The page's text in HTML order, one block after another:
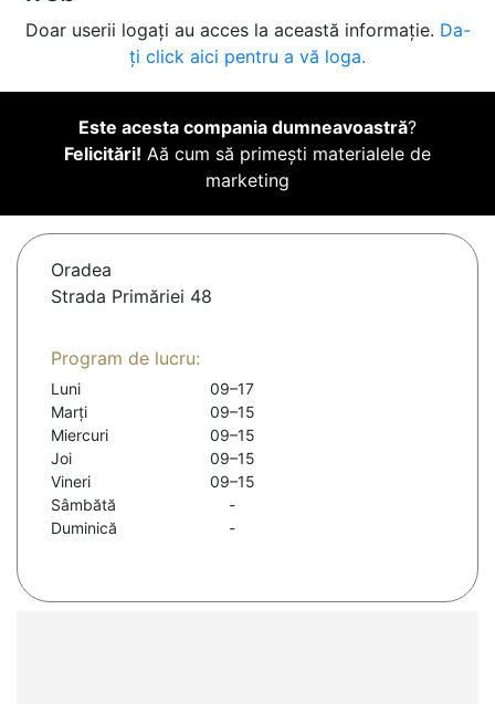
Doar userii logați au acces la această informație. Da-
ți click aici pentru a vă loga.
Este acesta compania dumneavoastră?
Felicitări! Aă cum să primești materialele de
marketing
Oradea
Strada Primăriei 48
Program de lucru:
Luni
09–17
Marți
09–15
Miercuri
09–15
Joi
09–15
Vineri
09–15
Sâmbătă
-
Duminică
-